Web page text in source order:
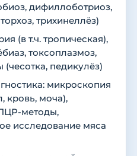
дифиллоботриоз,
трихинеллёз)
(в т.ч. тропическая),
токсоплазмоз,
педикулёз)
микроскопия
кровь, моча),
методы,
исследование мяса